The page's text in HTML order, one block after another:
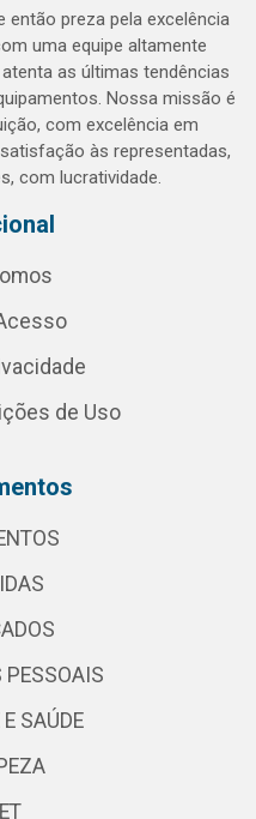
então preza pela excelência
uma equipe altamente
as últimas tendências
Nossa missão é
com excelência em
às representadas,
com lucratividade.
de Uso
PESSOAIS
SAÚDE